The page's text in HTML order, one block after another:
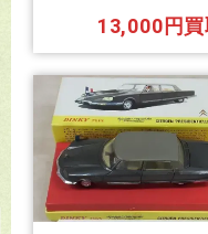
13,000円買